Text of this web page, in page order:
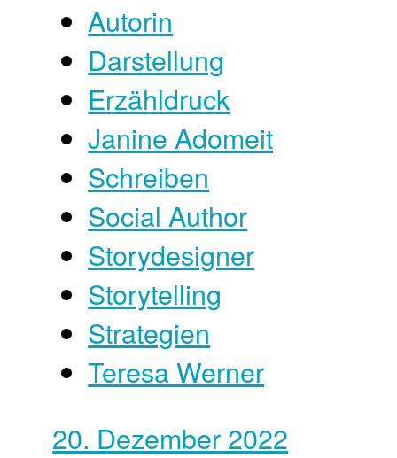
Autorin
Darstellung
Erzähldruck
Janine Adomeit
Schreiben
Social Author
Storydesigner
Storytelling
Strategien
Teresa Werner
20. Dezember 2022